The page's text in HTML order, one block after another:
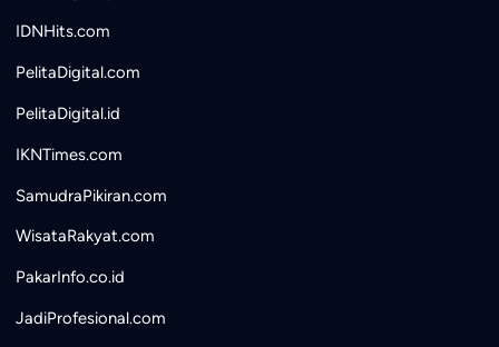
IDNHits.com
PelitaDigital.com
PelitaDigital.id
IKNTimes.com
SamudraPikiran.com
WisataRakyat.com
PakarInfo.co.id
JadiProfesional.com